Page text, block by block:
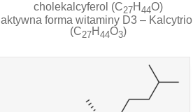
cholekalcyferol (C27H 44O)
aktywna forma witaminy D3 – Kalcytriol
(C27H 44O3)